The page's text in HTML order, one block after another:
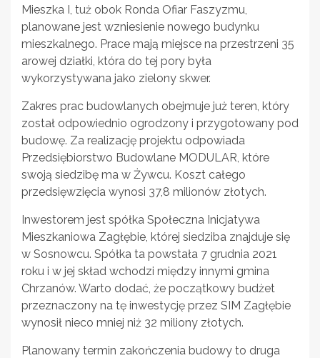
Mieszka I, tuż obok Ronda Ofiar Faszyzmu,
planowane jest wzniesienie nowego budynku
mieszkalnego. Prace mają miejsce na przestrzeni 35
arowej działki, która do tej pory była
wykorzystywana jako zielony skwer.
Zakres prac budowlanych obejmuje już teren, który
został odpowiednio ogrodzony i przygotowany pod
budowę. Za realizację projektu odpowiada
Przedsiębiorstwo Budowlane MODULAR, które
swoją siedzibę ma w Żywcu. Koszt całego
przedsięwzięcia wynosi 37,8 milionów złotych.
Inwestorem jest spółka Społeczna Inicjatywa
Mieszkaniowa Zagłębie, której siedziba znajduje się
w Sosnowcu. Spółka ta powstała 7 grudnia 2021
roku i w jej skład wchodzi między innymi gmina
Chrzanów. Warto dodać, że początkowy budżet
przeznaczony na tę inwestycję przez SIM Zagłębie
wynosił nieco mniej niż 32 miliony złotych.
Planowany termin zakończenia budowy to druga